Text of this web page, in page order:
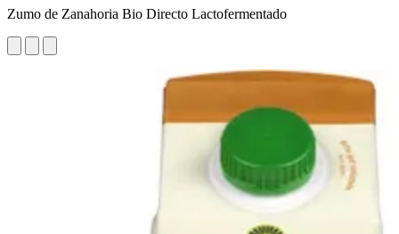
Zumo de Zanahoria Bio Directo Lactofermentado